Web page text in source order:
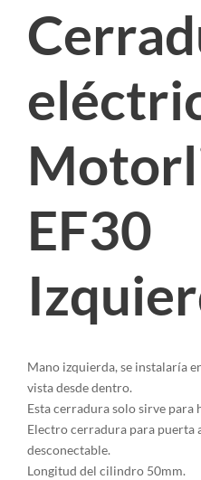
EF30
Mano izquierda, se instalaría
vista desde dentro.
Esta cerradura solo sirve para
Electro cerradura para puerta
desconectable.
Longitud del cilindro 50mm.